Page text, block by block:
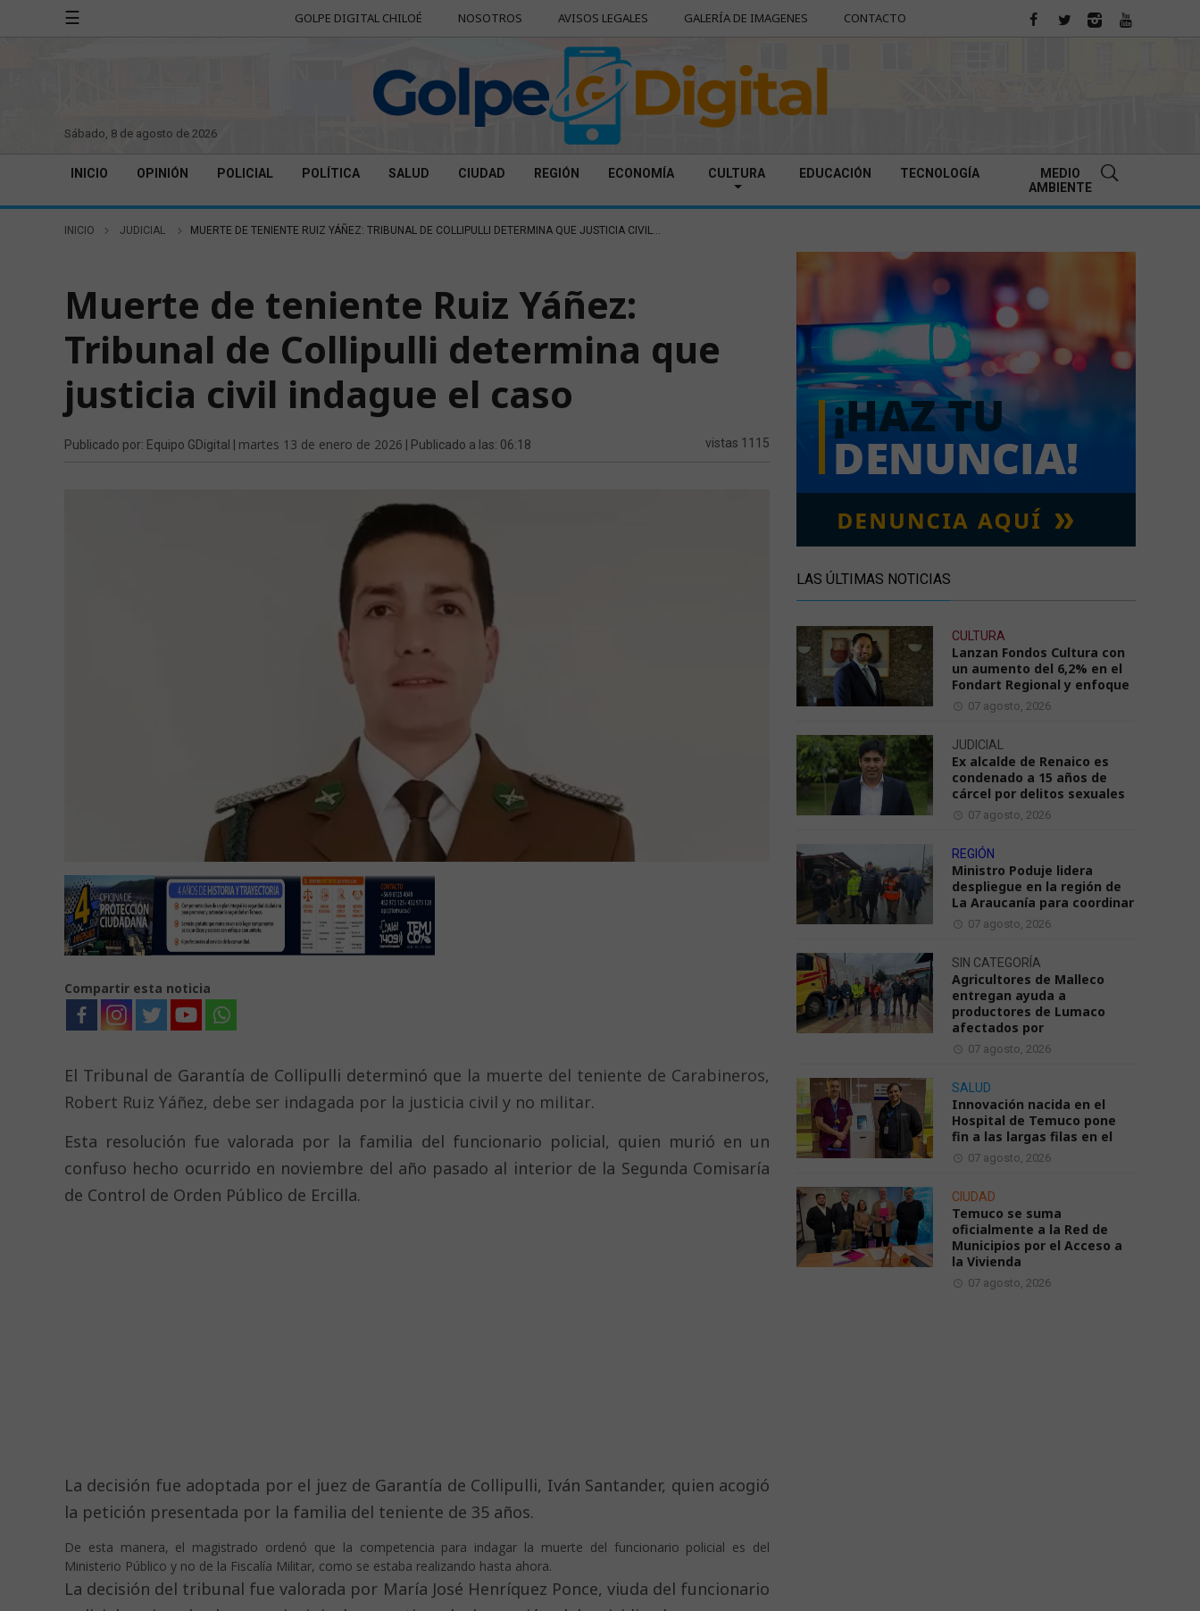
☰ GOLPE DIGITAL CHILOÉ NOSOTROS AVISOS LEGALES GALERÍA DE IMAGENES CONTACTO
sábado, 8 de agosto de 2026
INICIO OPINIÓN POLICIAL POLÍTICA SALUD CIUDAD REGIÓN ECONOMÍA CULTURA EDUCACIÓN TECNOLOGÍA
MEDIO
AMBIENTE
INICIO JUDICIAL MUERTE DE TENIENTE RUIZ YÁÑEZ: TRIBUNAL DE COLLIPULLI DETERMINA QUE JUSTICIA CIVIL...
Muerte de teniente Ruiz Yáñez:
Tribunal de Collipulli determina que
justicia civil indague el caso
Publicado por: Equipo GDigital | martes 13 de enero de 2026 | Publicado a las: 06:18 vistas 1115
Compartir esta noticia
El Tribunal de Garantía de Collipulli determinó que la muerte del teniente de Carabineros,
Robert Ruiz Yáñez, debe ser indagada por la justicia civil y no militar.
Esta resolución fue valorada por la familia del funcionario policial, quien murió en un
confuso hecho ocurrido en noviembre del año pasado al interior de la Segunda Comisaría
de Control de Orden Público de Ercilla.
La decisión fue adoptada por el juez de Garantía de Collipulli, Iván Santander, quien acogió
la petición presentada por la familia del teniente de 35 años.
De esta manera, el magistrado ordenó que la competencia para indagar la muerte del funcionario policial es del
Ministerio Público y no de la Fiscalía Militar, como se estaba realizando hasta ahora.
La decisión del tribunal fue valorada por María José Henríquez Ponce, viuda del funcionario
LAS ÚLTIMAS NOTICIAS
CULTURA
Lanzan Fondos Cultura con
un aumento del 6,2% en el
Fondart Regional y enfoque
07 agosto, 2026
JUDICIAL
Ex alcalde de Renaico es
condenado a 15 años de
cárcel por delitos sexuales
07 agosto, 2026
REGIÓN
Ministro Poduje lidera
despliegue en la región de
La Araucanía para coordinar
07 agosto, 2026
SIN CATEGORÍA
Agricultores de Malleco
entregan ayuda a
productores de Lumaco
afectados por
07 agosto, 2026
SALUD
Innovación nacida en el
Hospital de Temuco pone
fin a las largas filas en el
07 agosto, 2026
CIUDAD
Temuco se suma
oficialmente a la Red de
Municipios por el Acceso a
la Vivienda
07 agosto, 2026